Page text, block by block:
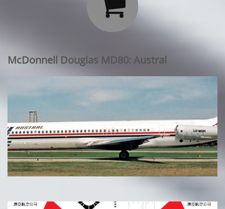

McDonnell Douglas MD80: Austral